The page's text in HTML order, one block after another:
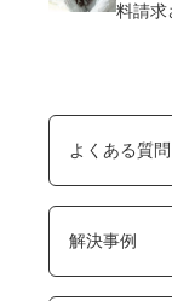
料請求
よくある質問
解決事例